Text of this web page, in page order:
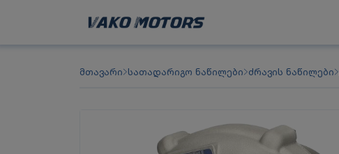
მთავარი სათადარიგო ნაწილები ძრავის ნაწილები